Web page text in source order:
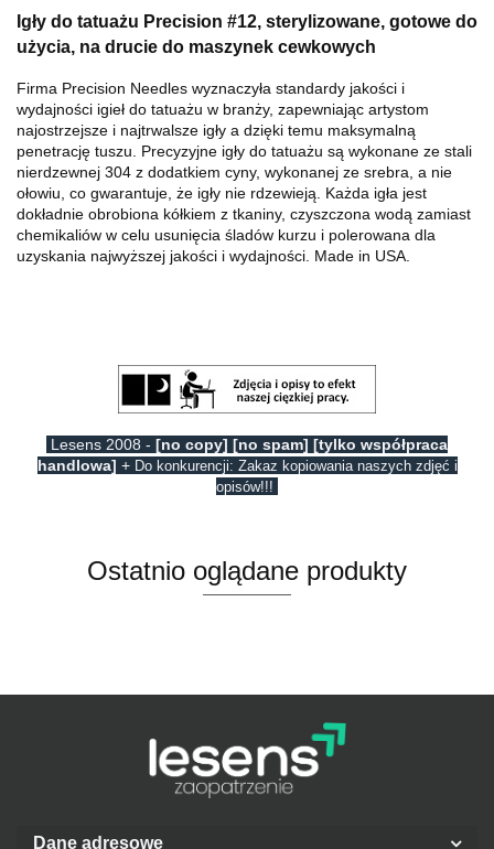
Igły do ​​tatuażu Precision #12, sterylizowane, gotowe do
użycia, na drucie do maszynek cewkowych
Firma Precision Needles wyznaczyła standardy jakości i
wydajności igieł do tatuażu w branży, zapewniając artystom
najostrzejsze i najtrwalsze igły a dzięki temu maksymalną
penetrację tuszu. Precyzyjne igły do ​​tatuażu są wykonane ze stali
nierdzewnej 304 z dodatkiem cyny, wykonanej ze srebra, a nie
ołowiu, co gwarantuje, że igły nie rdzewieją. Każda igła jest
dokładnie obrobiona kółkiem z tkaniny, czyszczona wodą zamiast
chemikaliów w celu usunięcia śladów kurzu i polerowana dla
uzyskania najwyższej jakości i wydajności. Made in USA.
Lesens 2008 - [no copy] [no spam] [tylko współpraca
handlowa] + Do konkurencji: Zakaz kopiowania naszych zdjęć i
opisów!!!
Ostatnio oglądane produkty
Dane adresowe